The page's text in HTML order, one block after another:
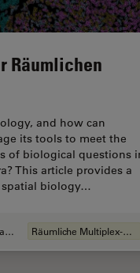
Räumlichen
and how can
its tools to meet the
of biological questions
This article provides a
biology…
Leitfaden Räumliche Multiplex-Analyse